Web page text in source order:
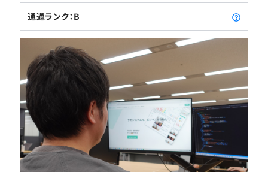
通過ランク：B